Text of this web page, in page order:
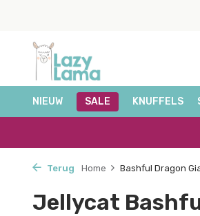
NIEUW SALE KNUFFELS
Terug Home Bashful Dragon
Jellycat